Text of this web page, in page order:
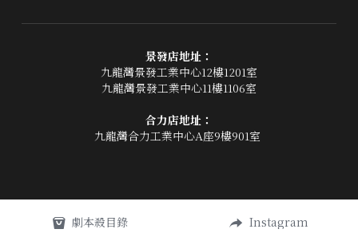
景發店地址：
九龍灣景發工業中心12樓1201室
九龍灣景發工業中心11樓1106室
合力店地址：
九龍灣合力工業中心A座9樓901室
劇本殺目錄 Instagram